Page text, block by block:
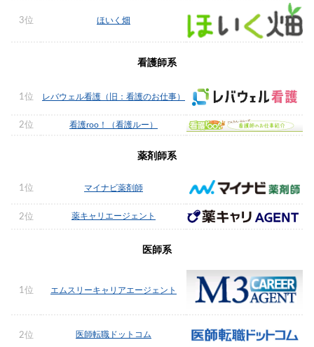
3位 ほいく畑
看護師系
1位 レバウェル看護（旧：看護のお仕事）
2位 看護roo！（看護ルー）
薬剤師系
1位 マイナビ薬剤師
2位 薬キャリエージェント
医師系
1位 エムスリーキャリアエージェント
2位 医師転職ドットコム